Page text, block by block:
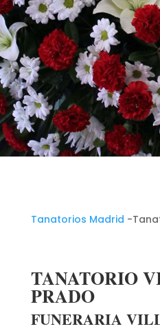
Tanatorios Madrid -
TANATORIO
PRADO
FUNERARIA